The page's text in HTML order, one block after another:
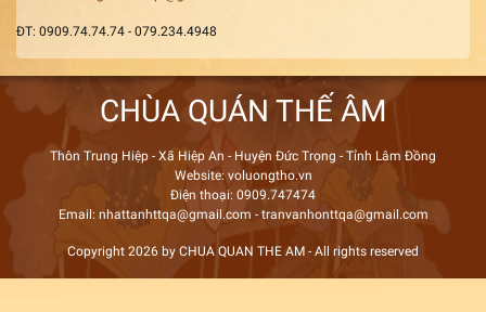
ĐT: 0909.74.74.74 - 079.234.4948
CHÙA QUÁN THẾ ÂM
Thôn Trung Hiệp - Xã Hiệp An - Huyện Đức Trọng - Tỉnh Lâm Đồng
Website: voluongtho.vn
Điện thoại: 0909.747474
Email: nhattanhttqa@gmail.com - tranvanhonttqa@gmail.com
Copyright 2026 by CHUA QUAN THE AM - All rights reserved